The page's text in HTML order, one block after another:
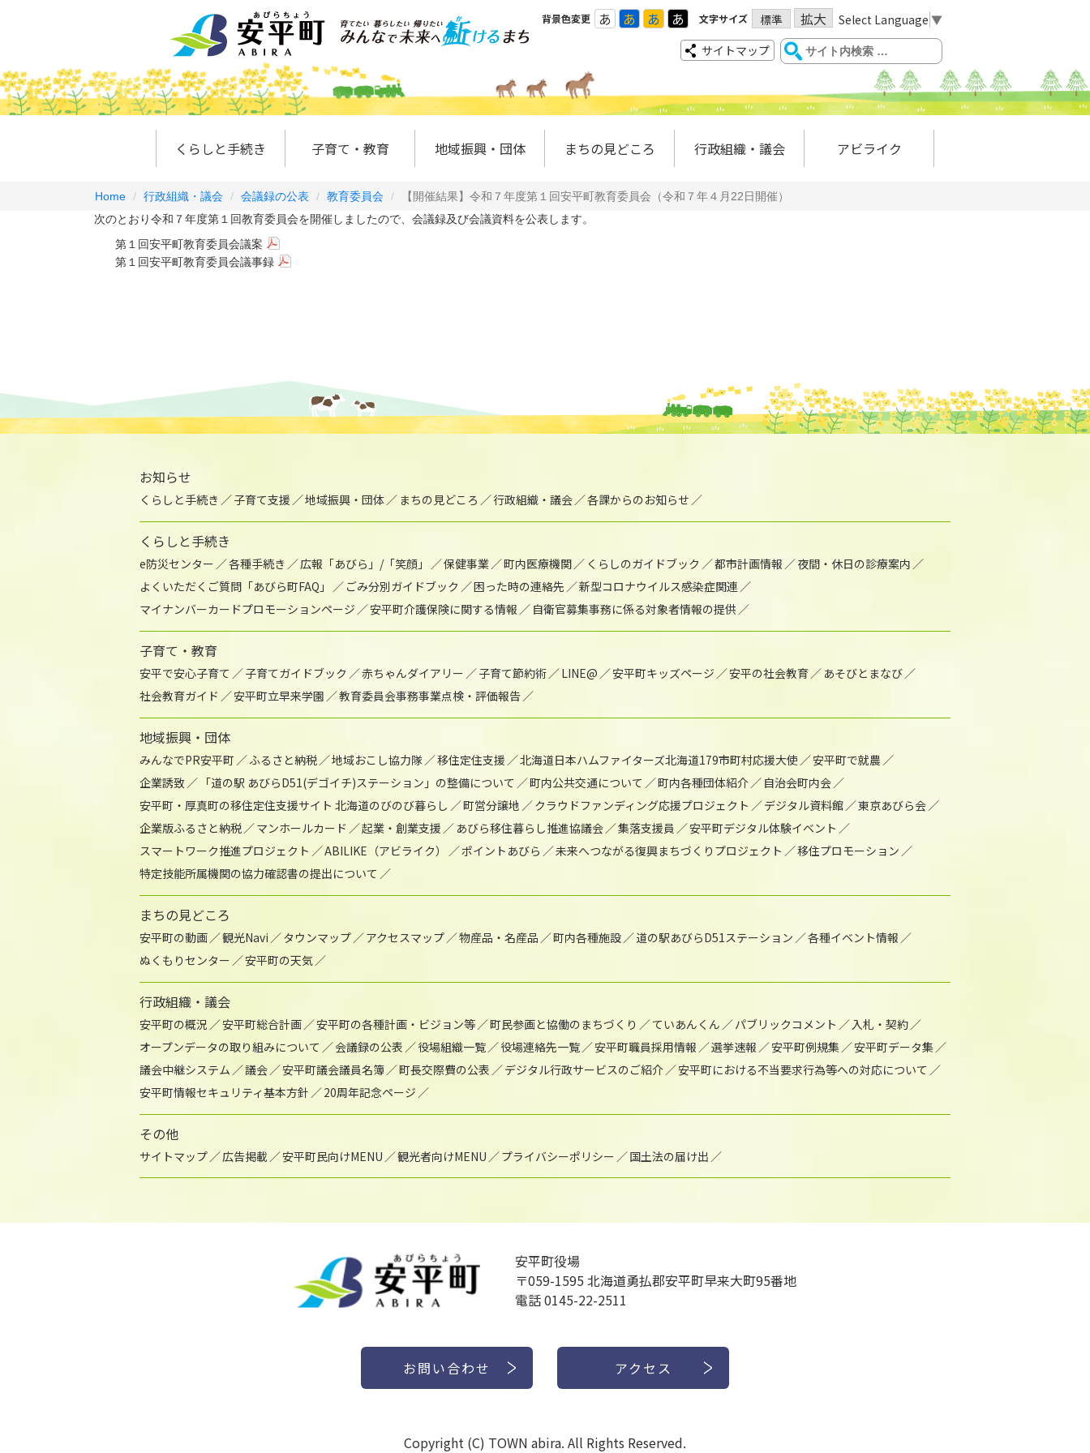
背景色変更 あ あ あ あ 文字サイズ 標準 拡大 Select Language ▼
サイトマップ
くらしと手続き 子育て・教育 地域振興・団体 まちの見どころ 行政組織・議会 アビライク
Home 行政組織・議会 会議録の公表 教育委員会
【開催結果】令和７年度第１回安平町教育委員会（令和７年４月22日開催）
次のとおり令和７年度第１回教育委員会を開催しましたので、会議録及び会議資料を公表します。
第１回安平町教育委員会議案
第１回安平町教育委員会議事録
お知らせ
くらしと手続き 子育て支援 地域振興・団体 まちの見どころ 行政組織・議会 各課からのお知らせ
くらしと手続き
e防災センター 各種手続き 広報「あびら」/「笑顔」 保健事業 町内医療機関 くらしのガイドブック 都市計画情報
夜間・休日の診療案内
よくいただくご質問「あびら町FAQ」
ごみ分別ガイドブック 困った時の連絡先
新型コロナウイルス感染症関連
マイナンバーカードプロモーションページ
安平町介護保険に関する情報 自衛官募集事務に係る対象者情報の提供
子育て・教育
安平で安心子育て 子育てガイドブック 赤ちゃんダイアリー 子育て節約術 LINE@ 安平町キッズページ 安平の社会教育
あそびとまなび
社会教育ガイド
安平町立早来学園 教育委員会事務事業点検・評価報告
地域振興・団体
みんなでPR安平町 ふるさと納税 地域おこし協力隊 移住定住支援 北海道日本ハムファイターズ北海道179市町村応援大使
安平町で就農
企業誘致
「道の駅 あびらD51(デゴイチ)ステーション」の整備について 町内公共交通について 町内各種団体紹介
自治会町内会
安平町・厚真町の移住定住支援サイト 北海道のびのび暮らし
町営分譲地 クラウドファンディング応援プロジェクト デジタル資料館
東京あびら会
企業版ふるさと納税
マンホールカード 起業・創業支援 あびら移住暮らし推進協議会 集落支援員
安平町デジタル体験イベント
スマートワーク推進プロジェクト
ABILIKE（アビライク） ポイントあびら 未来へつながる復興まちづくりプロジェクト
移住プロモーション
特定技能所属機関の協力確認書の提出について
まちの見どころ
安平町の動画 観光Navi タウンマップ アクセスマップ 物産品・名産品 町内各種施設 道の駅あびらD51ステーション
各種イベント情報
ぬくもりセンター
安平町の天気
行政組織・議会
安平町の概況 安平町総合計画 安平町の各種計画・ビジョン等 町民参画と協働のまちづくり ていあんくん パブリックコメント
入札・契約
オープンデータの取り組みについて
会議録の公表 役場組織一覧 役場連絡先一覧 安平町職員採用情報 選挙速報 安平町例規集
安平町データ集
議会中継システム
議会 安平町議会議員名簿 町長交際費の公表 デジタル行政サービスのご紹介
安平町における不当要求行為等への対応について
安平町情報セキュリティ基本方針
20周年記念ページ
その他
サイトマップ 広告掲載 安平町民向けMENU 観光者向けMENU プライバシーポリシー 国土法の届け出
安平町役場
〒059-1595 北海道勇払郡安平町早来大町95番地
電話 0145-22-2511
お問い合わせ アクセス
Copyright (C) TOWN abira. All Rights Reserved.